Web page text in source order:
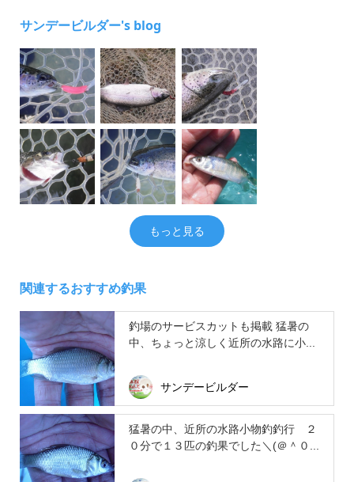
サンデービルダー's blog
もっと見る
関連するおすすめ釣果
釣場のサービスカットも掲載 猛暑の
中、ちょっと涼しく近所の水路に小...
サンデービルダー
猛暑の中、近所の水路小物釣釣行 ２
０分で１３匹の釣果でした＼(＠＾０...